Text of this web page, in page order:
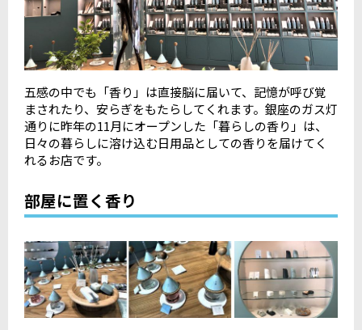
五感の中でも「香り」は直接脳に届いて、記憶が呼び覚
まされたり、安らぎをもたらしてくれます。銀座のガス灯
通りに昨年の11月にオープンした「暮らしの香り」は、
日々の暮らしに溶け込む日用品としての香りを届けてく
れるお店です。
部屋に置く香り